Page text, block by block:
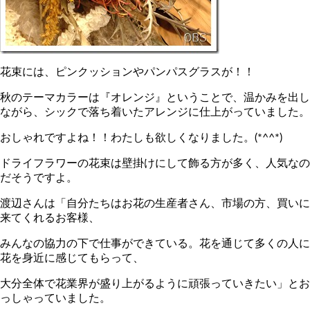
花束には、ピンクッションやパンパスグラスが！！
秋のテーマカラーは『オレンジ』ということで、温かみを出し
ながら、シックで落ち着いたアレンジに仕上がっていました。
おしゃれですよね！！わたしも欲しくなりました。(*^^*)
ドライフラワーの花束は壁掛けにして飾る方が多く、人気なの
だそうですよ。
渡辺さんは「自分たちはお花の生産者さん、市場の方、買いに
来てくれるお客様、
みんなの協力の下で仕事ができている。花を通じて多くの人に
花を身近に感じてもらって、
大分全体で花業界が盛り上がるように頑張っていきたい」とお
っしゃっていました。